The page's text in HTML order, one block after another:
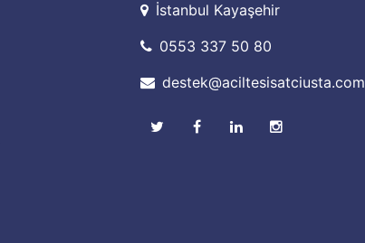
İstanbul Kayaşehir
0553 337 50 80
destek@aciltesisatciusta.com